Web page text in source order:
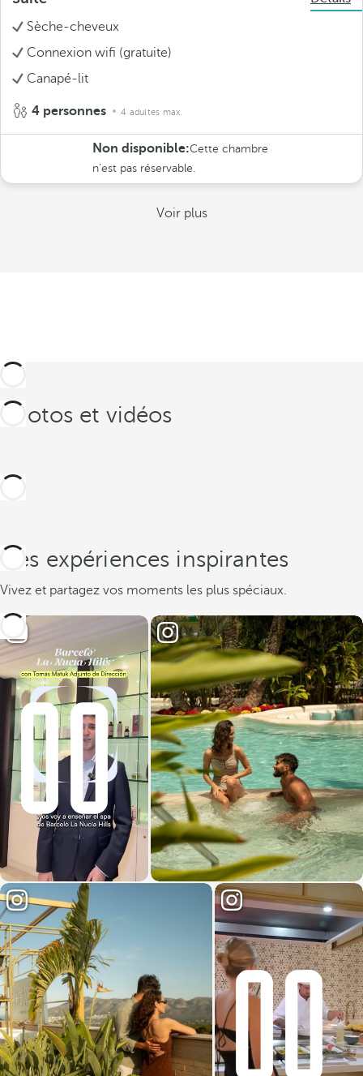
Sèche-cheveux
Connexion wifi (gratuite)
Canapé-lit
4 personnes 4 adultes max.
Non disponible:Cette chambre
n’est pas réservable.
Voir plus
Photos et vidéos
Des expériences inspirantes
Vivez et partagez vos moments les plus spéciaux.